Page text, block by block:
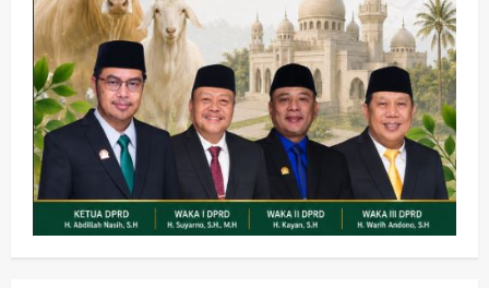
2
Adu Taktik di Atas Rumput Sintetis:
PWI dan Sapma PP Sidoarjo
Memanaskan Mesin Menuju Piala
Soccer
wartanusa 5 Agustus 2026
3
Ekonomi Hiburan Pemerintahan
HOT NEWS: Ribuan Warga Wage
Tumplek Blek di Bazar Rakyat Jalan
Jambu, Borong Kuliner UMKM Sambil
Nonton Jaranan!